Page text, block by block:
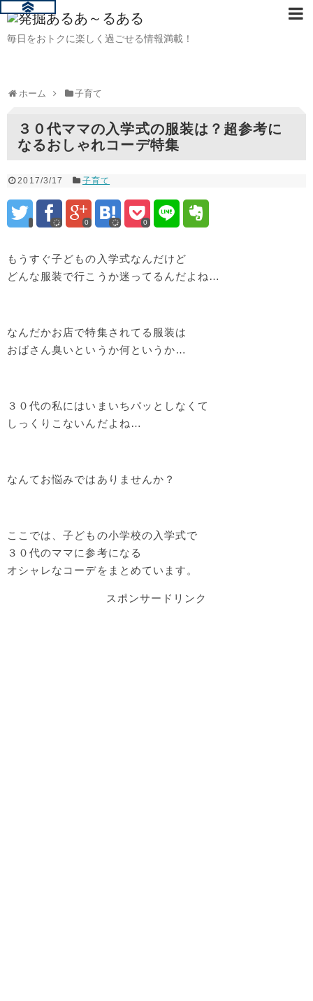
毎日をおトクに楽しく過ごせる情報満載！
ホーム 子育て
３０代ママの入学式の服装は？超参考に
なるおしゃれコーデ特集
2017/3/17 子育て
0 0
もうすぐ子どもの入学式なんだけど
どんな服装で行こうか迷ってるんだよね…
なんだかお店で特集されてる服装は
おばさん臭いというか何というか…
３０代の私にはいまいちパッとしなくて
しっくりこないんだよね…
なんてお悩みではありませんか？
ここでは、子どもの小学校の入学式で
３０代のママに参考になる
オシャレなコーデをまとめています。
スポンサードリンク